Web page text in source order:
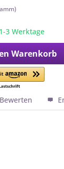
3 Werktage
Warenkorb
Bewerten